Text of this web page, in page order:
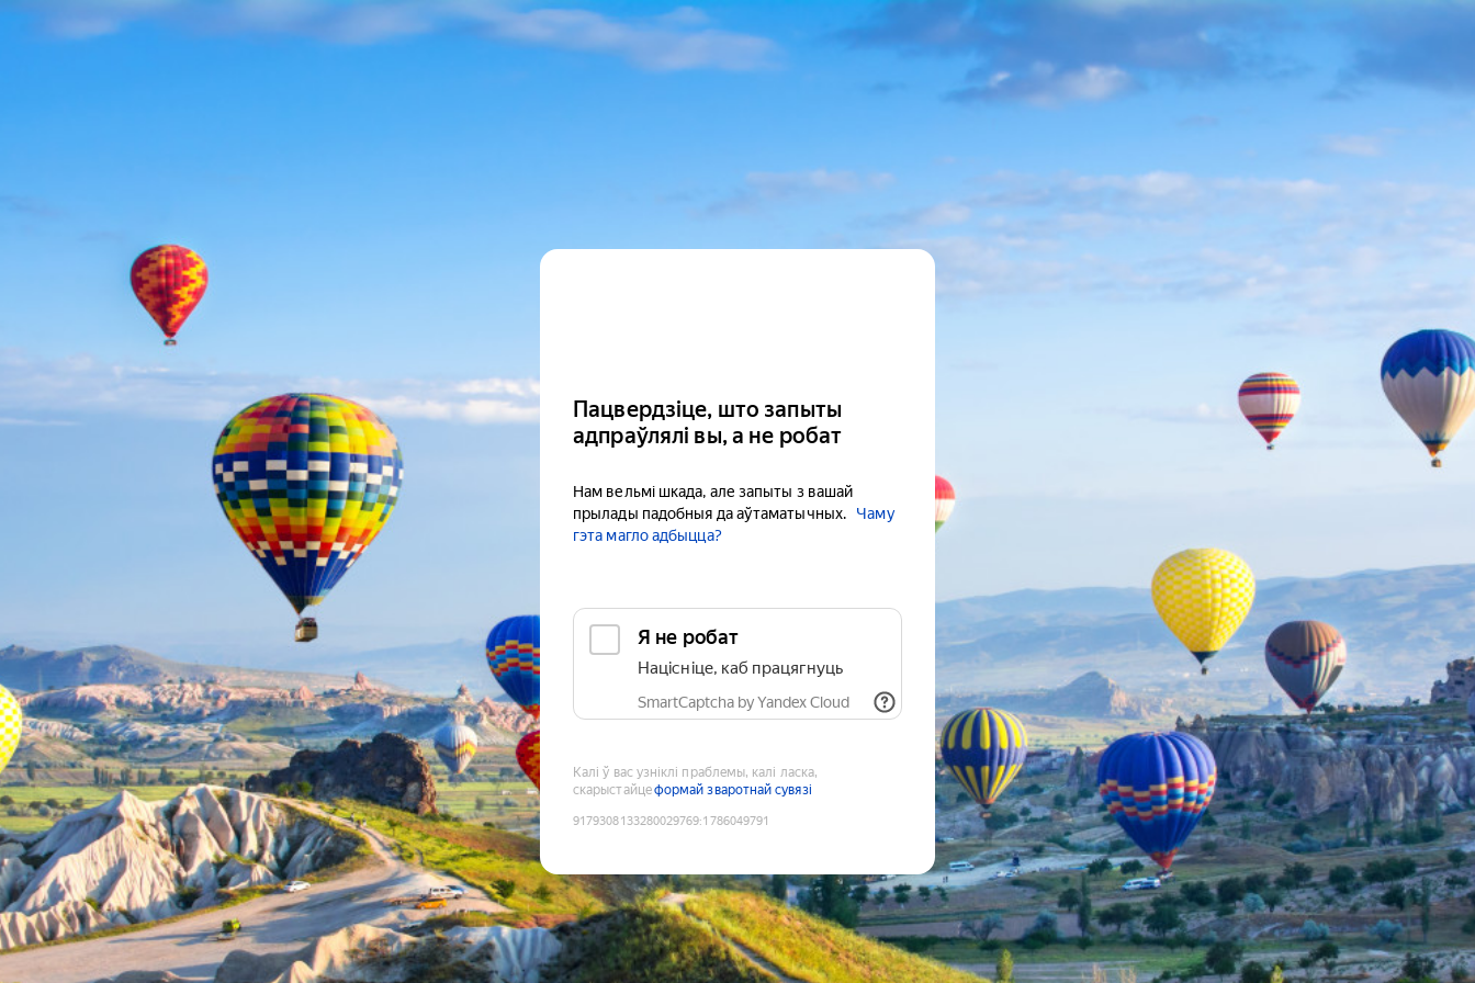
Пацвердзіце, што запыты
адпраўлялі вы, а не робат
Нам вельмі шкада, але запыты з вашай
прылады падобныя да аўтаматычных.
Чаму
гэта магло адбыцца?
Я не робат
Націсніце, каб працягнуць
SmartCaptcha by Yandex Cloud
Калі ў вас узніклі праблемы, калі ласка,
скарыстайцеформай зваротнай сувязі
9179308133280029769:1786049791